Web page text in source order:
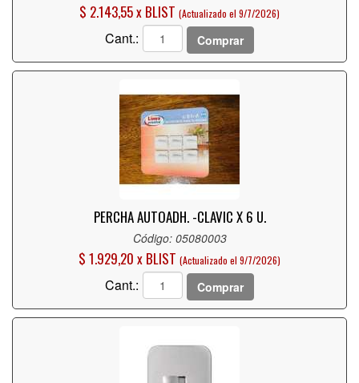
$ 2.143,55 x BLIST (Actualizado el 9/7/2026)
Cant.: Comprar
PERCHA AUTOADH. -CLAVIC X 6 U.
Código: 05080003
$ 1.929,20 x BLIST (Actualizado el 9/7/2026)
Cant.: Comprar